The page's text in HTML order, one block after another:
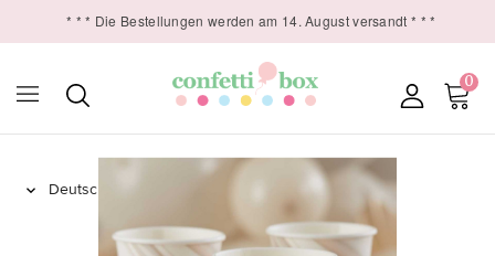
* * * Die Bestellungen werden am 14. August versandt * * *
0
